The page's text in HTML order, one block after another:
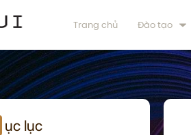
Trang chủ Đào tạo
ục lục